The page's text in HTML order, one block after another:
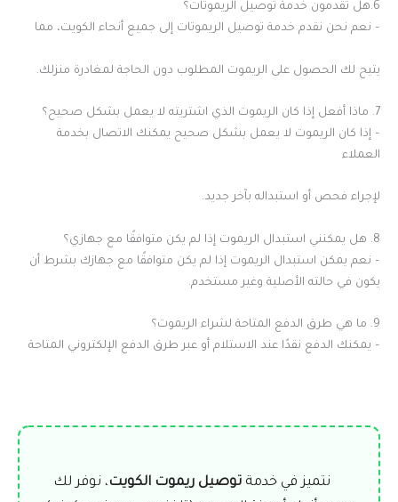
6.هل تقدمون خدمة توصيل الريموتات؟
– نعم نحن نقدم خدمة توصيل الريموتات إلى جميع أنحاء الكويت، مما
يتيح لك الحصول على الريموت المطلوب دون الحاجة لمغادرة منزلك.
7. ماذا أفعل إذا كان الريموت الذي اشتريته لا يعمل بشكل صحيح؟
– إذا كان الريموت لا يعمل بشكل صحيح يمكنك الاتصال بخدمة
العملاء
لإجراء فحص أو استبداله بآخر جديد.
8. هل يمكنني استبدال الريموت إذا لم يكن متوافقًا مع جهازي؟
– نعم يمكن استبدال الريموت إذا لم يكن متوافقًا مع جهازك بشرط أن
يكون في حالته الأصلية وغير مستخدم.
9. ما هي طرق الدفع المتاحة لشراء الريموت؟
– يمكنك الدفع نقدًا عند الاستلام أو عبر طرق الدفع الإلكتروني المتاحة
نتميز في خدمة توصيل ريموت الكويت، نوفر لك